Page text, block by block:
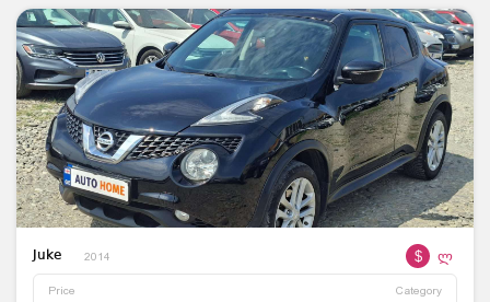
Juke 2014 $ ლ
Price Category